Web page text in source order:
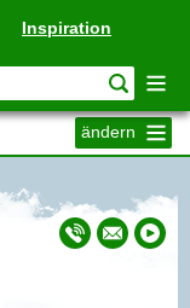
Inspiration
ändern